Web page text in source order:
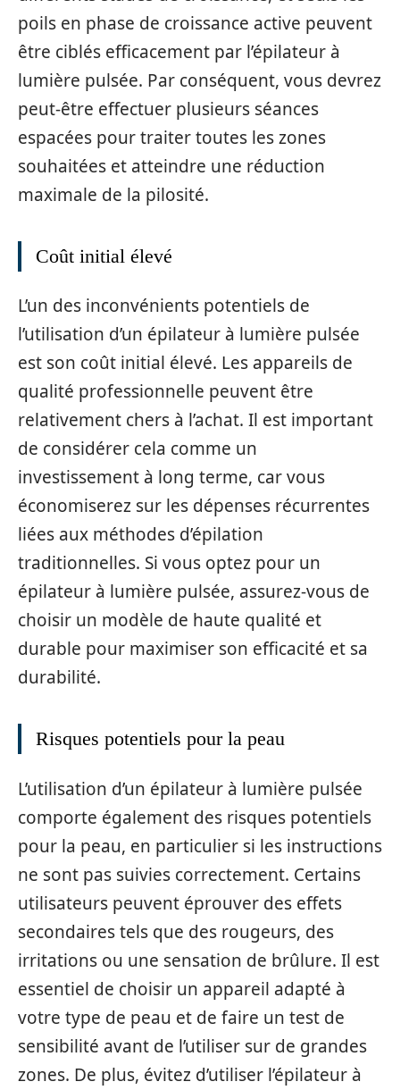
poils en phase de croissance active peuvent
être ciblés efficacement par l’épilateur à
lumière pulsée. Par conséquent, vous devrez
peut-être effectuer plusieurs séances
espacées pour traiter toutes les zones
souhaitées et atteindre une réduction
maximale de la pilosité.
Coût initial élevé
L’un des inconvénients potentiels de
l’utilisation d’un épilateur à lumière pulsée
est son coût initial élevé. Les appareils de
qualité professionnelle peuvent être
relativement chers à l’achat. Il est important
de considérer cela comme un
investissement à long terme, car vous
économiserez sur les dépenses récurrentes
liées aux méthodes d’épilation
traditionnelles. Si vous optez pour un
épilateur à lumière pulsée, assurez-vous de
choisir un modèle de haute qualité et
durable pour maximiser son efficacité et sa
durabilité.
Risques potentiels pour la peau
L’utilisation d’un épilateur à lumière pulsée
comporte également des risques potentiels
pour la peau, en particulier si les instructions
ne sont pas suivies correctement. Certains
utilisateurs peuvent éprouver des effets
secondaires tels que des rougeurs, des
irritations ou une sensation de brûlure. Il est
essentiel de choisir un appareil adapté à
votre type de peau et de faire un test de
sensibilité avant de l’utiliser sur de grandes
zones. De plus, évitez d’utiliser l’épilateur à